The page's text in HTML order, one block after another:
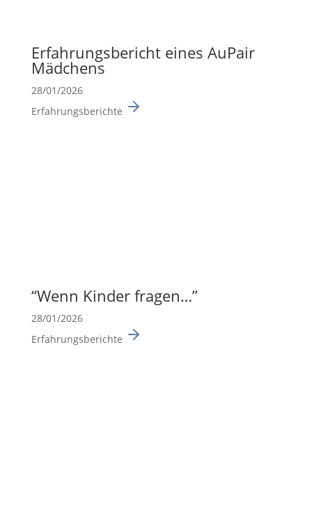
Erfah­rungs­be­richt eines AuPair
Mädchens
28/01/2026
Erfahrungsberichte
“Wenn Kinder fragen…”
28/01/2026
Erfahrungsberichte